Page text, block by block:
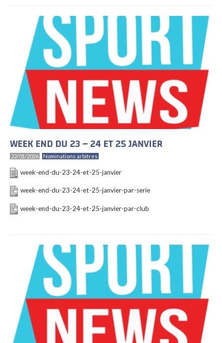
WEEK END DU 23 – 24 ET 25 JANVIER
22/01/2026 Nominations arbitres
week-end-du-23-24-et-25-janvier
week-end-du-23-24-et-25-janvier-par-serie
week-end-du-23-24-et-25-janvier-par-club